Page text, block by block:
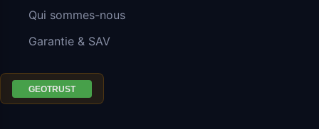
Qui sommes-nous
Garantie & SAV